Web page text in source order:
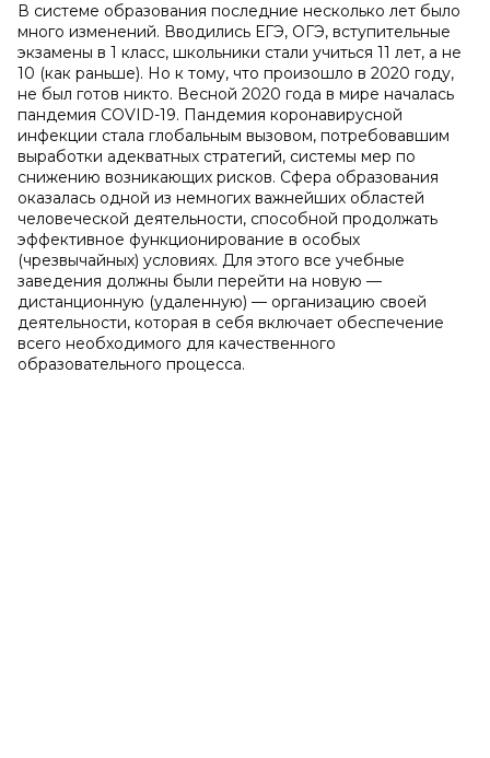
В системе образования последние несколько лет было
много изменений. Вводились ЕГЭ, ОГЭ, вступительные
экзамены в 1 класс, школьники стали учиться 11 лет, а не
10 (как раньше). Но к тому, что произошло в 2020 году,
не был готов никто. Весной 2020 года в мире началась
пандемия COVID-19. Пандемия коронавирусной
инфекции стала глобальным вызовом, потребовавшим
выработки адекватных стратегий, системы мер по
снижению возникающих рисков. Сфера образования
оказалась одной из немногих важнейших областей
человеческой деятельности, способной продолжать
эффективное функционирование в особых
(чрезвычайных) условиях. Для этого все учебные
заведения должны были перейти на новую —
дистанционную (удаленную) — организацию своей
деятельности, которая в себя включает обеспечение
всего необходимого для качественного
образовательного процесса.